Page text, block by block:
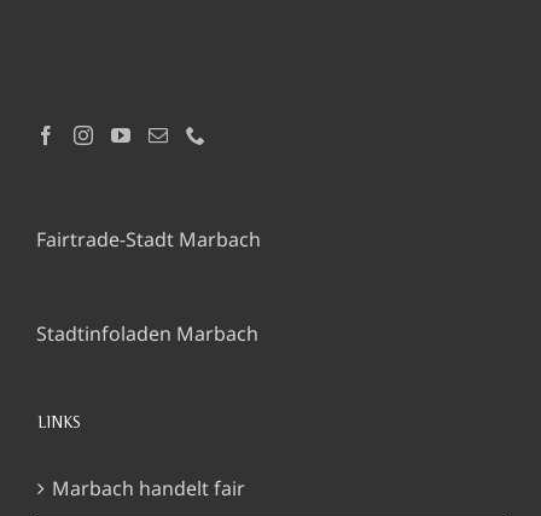
Fairtrade-Stadt Marbach
Stadtinfoladen Marbach
LINKS
Marbach handelt fair